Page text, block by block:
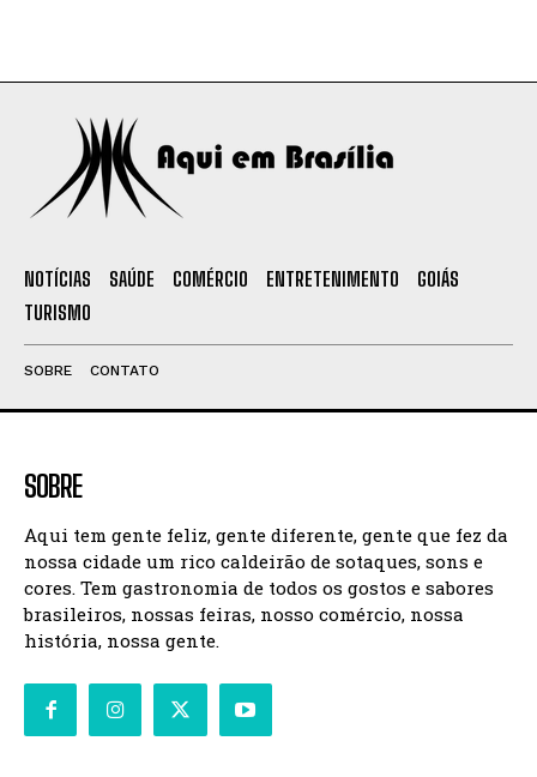
NOTÍCIAS SAÚDE COMÉRCIO ENTRETENIMENTO
GOIÁS
TURISMO
SOBRE CONTATO
SOBRE
Aqui tem gente feliz, gente diferente, gente que fez da
nossa cidade um rico caldeirão de sotaques, sons e
cores. Tem gastronomia de todos os gostos e sabores
brasileiros, nossas feiras, nosso comércio, nossa
história, nossa gente.